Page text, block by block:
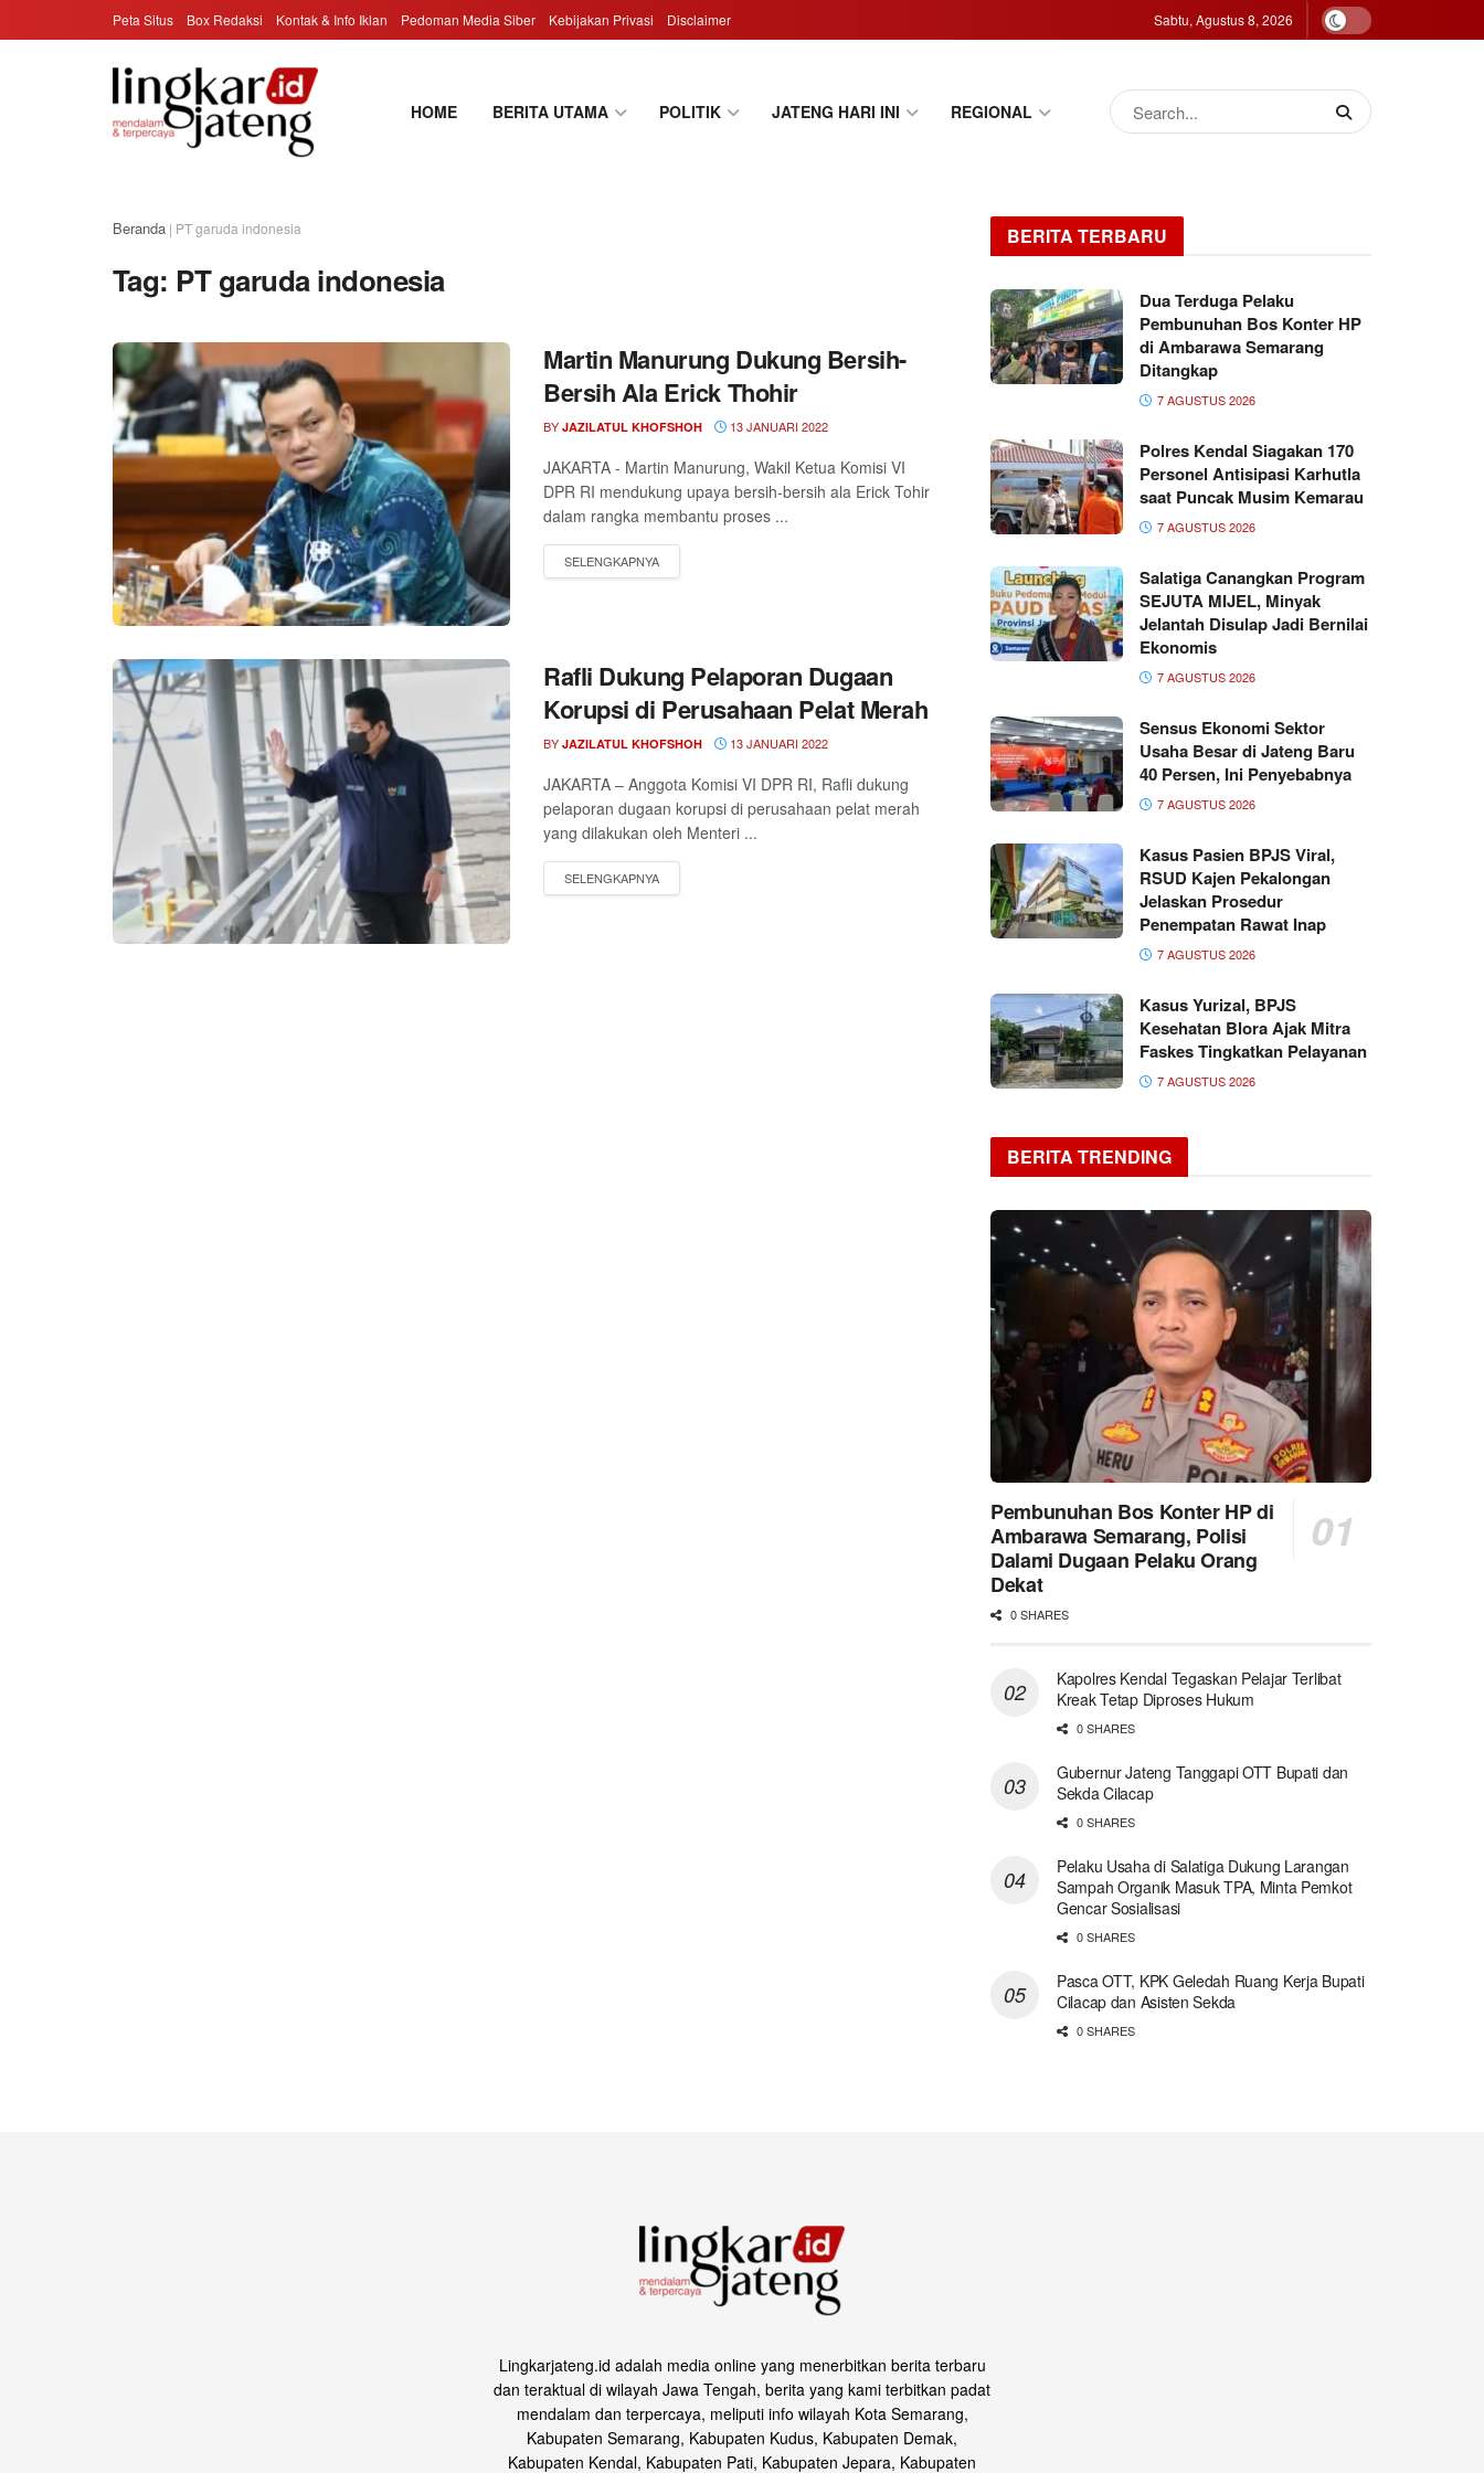
Peta Situs Box Redaksi Kontak & Info Iklan Pedoman Media Siber Kebijakan Privasi Disclaimer Sabtu, Agustus 8, 2026
HOME BERITA UTAMA POLITIK JATENG HARI INI REGIONAL
Beranda | PT garuda indonesia
Tag: PT garuda indonesia
Martin Manurung Dukung Bersih-
Bersih Ala Erick Thohir
BY JAZILATUL KHOFSHOH 13 JANUARI 2022
JAKARTA - Martin Manurung, Wakil Ketua Komisi VI
DPR RI mendukung upaya bersih-bersih ala Erick Tohir
dalam rangka membantu proses ...
Rafli Dukung Pelaporan Dugaan
Korupsi di Perusahaan Pelat Merah
BY JAZILATUL KHOFSHOH 13 JANUARI 2022
JAKARTA – Anggota Komisi VI DPR RI, Rafli dukung
pelaporan dugaan korupsi di perusahaan pelat merah
yang dilakukan oleh Menteri ...
BERITA TERBARU
Dua Terduga Pelaku
Pembunuhan Bos Konter HP
di Ambarawa Semarang
Ditangkap
7 AGUSTUS 2026
Polres Kendal Siagakan 170
Personel Antisipasi Karhutla
saat Puncak Musim Kemarau
7 AGUSTUS 2026
Salatiga Canangkan Program
SEJUTA MIJEL, Minyak
Jelantah Disulap Jadi Bernilai
Ekonomis
7 AGUSTUS 2026
Sensus Ekonomi Sektor
Usaha Besar di Jateng Baru
40 Persen, Ini Penyebabnya
7 AGUSTUS 2026
Kasus Pasien BPJS Viral,
RSUD Kajen Pekalongan
Jelaskan Prosedur
Penempatan Rawat Inap
7 AGUSTUS 2026
Kasus Yurizal, BPJS
Kesehatan Blora Ajak Mitra
Faskes Tingkatkan Pelayanan
7 AGUSTUS 2026
BERITA TRENDING
Pembunuhan Bos Konter HP di
Ambarawa Semarang, Polisi
Dalami Dugaan Pelaku Orang
Dekat
0 SHARES
Kapolres Kendal Tegaskan Pelajar Terlibat
Kreak Tetap Diproses Hukum
0 SHARES
Gubernur Jateng Tanggapi OTT Bupati dan
Sekda Cilacap
0 SHARES
Pelaku Usaha di Salatiga Dukung Larangan
Sampah Organik Masuk TPA, Minta Pemkot
Gencar Sosialisasi
0 SHARES
Pasca OTT, KPK Geledah Ruang Kerja Bupati
Cilacap dan Asisten Sekda
0 SHARES
Lingkarjateng.id adalah media online yang menerbitkan berita terbaru
dan teraktual di wilayah Jawa Tengah, berita yang kami terbitkan padat
mendalam dan terpercaya, meliputi info wilayah Kota Semarang,
Kabupaten Semarang, Kabupaten Kudus, Kabupaten Demak,
Kabupaten Kendal, Kabupaten Pati, Kabupaten Jepara, Kabupaten